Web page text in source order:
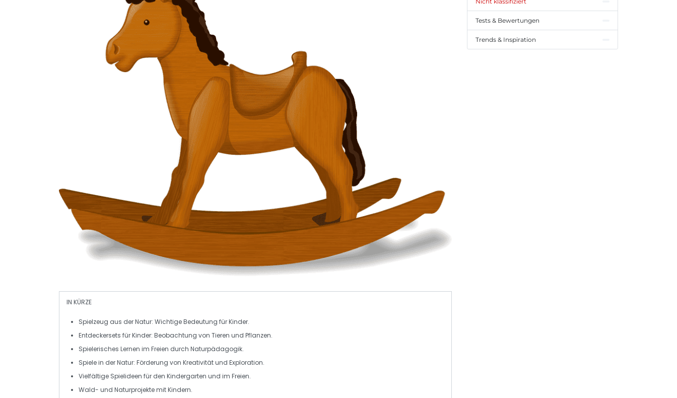
IN KÜRZE
Spielzeug aus der Natur: Wichtige Bedeutung für Kinder.
Entdeckersets für Kinder: Beobachtung von Tieren und Pflanzen.
Spielerisches Lernen im Freien durch Naturpädagogik.
Spiele in der Natur: Förderung von Kreativität und Exploration.
Vielfältige Spielideen für den Kindergarten und im Freien.
Wald- und Naturprojektemit Kindern.
Tests & Bewertungen
Trends & Inspiration